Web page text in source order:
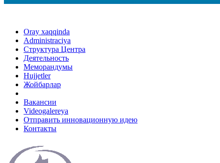
Oray xaqqinda
Administraciya
Структура Центра
Деятельность
Меморандумы
Hujjetler
Жойбарлар
Вакансии
Videogalereya
Отправить инновационную идею
Контакты